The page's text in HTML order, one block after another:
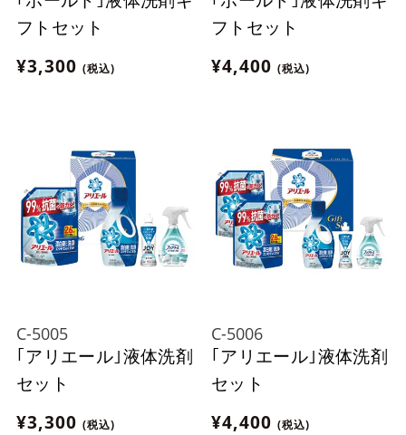
フトセット
¥3,300 (税込)
フトセット
¥4,400 (税込)
C-5005
｢アリエール｣液体洗剤
セット
¥3,300 (税込)
C-5006
｢アリエール｣液体洗剤
セット
¥4,400 (税込)